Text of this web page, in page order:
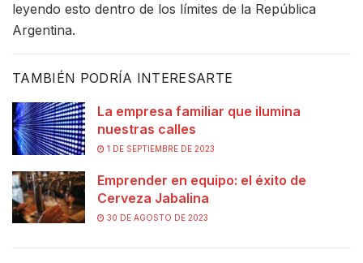
leyendo esto dentro de los límites de la República
Argentina.
TAMBIÉN PODRÍA INTERESARTE
La empresa familiar que ilumina
nuestras calles
1 DE SEPTIEMBRE DE 2023
Emprender en equipo: el éxito de
Cerveza Jabalina
30 DE AGOSTO DE 2023